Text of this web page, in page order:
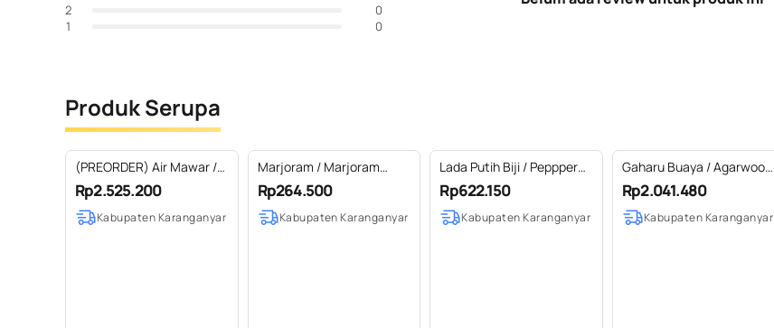
2
0
1
0
Produk Serupa
(PREORDER) Air Mawar /
Rose Water Hydrosol
100% Pure (20 L)
Rp2.525.200
Kabupaten Karanganyar
Marjoram / Marjoram
Essential Oil 100% Pure
Rp264.500
Kabupaten Karanganyar
Lada Putih Biji / Peppper
White Seed Essential Oil
100% Pure (50-500 ml)
Rp622.150
Kabupaten Karanganyar
Gaharu Buaya / Agarwood
Bouya Essential Oil 100%
Pure (500 ml)
Rp2.041.480
Kabupaten Karanganyar